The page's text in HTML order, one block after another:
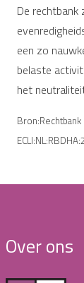
De
een zo
belaste
het
Over ons